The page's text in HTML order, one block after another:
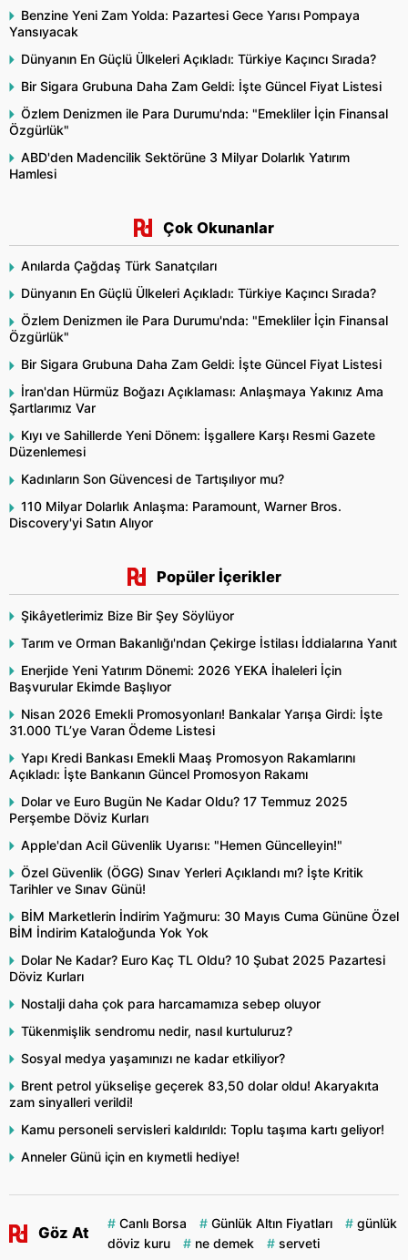
Benzine Yeni Zam Yolda: Pazartesi Gece Yarısı Pompaya
Yansıyacak
Dünyanın En Güçlü Ülkeleri Açıkladı: Türkiye Kaçıncı Sırada?
Bir Sigara Grubuna Daha Zam Geldi: İşte Güncel Fiyat Listesi
Özlem Denizmen ile Para Durumu'nda: "Emekliler İçin Finansal
Özgürlük"
ABD'den Madencilik Sektörüne 3 Milyar Dolarlık Yatırım
Hamlesi
Çok Okunanlar
Anılarda Çağdaş Türk Sanatçıları
Dünyanın En Güçlü Ülkeleri Açıkladı: Türkiye Kaçıncı Sırada?
Özlem Denizmen ile Para Durumu'nda: "Emekliler İçin Finansal
Özgürlük"
Bir Sigara Grubuna Daha Zam Geldi: İşte Güncel Fiyat Listesi
İran'dan Hürmüz Boğazı Açıklaması: Anlaşmaya Yakınız Ama
Şartlarımız Var
Kıyı ve Sahillerde Yeni Dönem: İşgallere Karşı Resmi Gazete
Düzenlemesi
Kadınların Son Güvencesi de Tartışılıyor mu?
110 Milyar Dolarlık Anlaşma: Paramount, Warner Bros.
Discovery'yi Satın Alıyor
Popüler İçerikler
Şikâyetlerimiz Bize Bir Şey Söylüyor
Tarım ve Orman Bakanlığı'ndan Çekirge İstilası İddialarına Yanıt
Enerjide Yeni Yatırım Dönemi: 2026 YEKA İhaleleri İçin
Başvurular Ekimde Başlıyor
Nisan 2026 Emekli Promosyonları! Bankalar Yarışa Girdi: İşte
31.000 TL’ye Varan Ödeme Listesi
Yapı Kredi Bankası Emekli Maaş Promosyon Rakamlarını
Açıkladı: İşte Bankanın Güncel Promosyon Rakamı
Dolar ve Euro Bugün Ne Kadar Oldu? 17 Temmuz 2025
Perşembe Döviz Kurları
Apple'dan Acil Güvenlik Uyarısı: "Hemen Güncelleyin!"
Özel Güvenlik (ÖGG) Sınav Yerleri Açıklandı mı? İşte Kritik
Tarihler ve Sınav Günü!
BİM Marketlerin İndirim Yağmuru: 30 Mayıs Cuma Gününe Özel
BİM İndirim Kataloğunda Yok Yok
Dolar Ne Kadar? Euro Kaç TL Oldu? 10 Şubat 2025 Pazartesi
Döviz Kurları
Nostalji daha çok para harcamamıza sebep oluyor
Tükenmişlik sendromu nedir, nasıl kurtuluruz?
Sosyal medya yaşamınızı ne kadar etkiliyor?
Brent petrol yükselişe geçerek 83,50 dolar oldu! Akaryakıta
zam sinyalleri verildi!
Kamu personeli servisleri kaldırıldı: Toplu taşıma kartı geliyor!
Anneler Günü için en kıymetli hediye!
Göz At
Canlı Borsa Günlük Altın Fiyatları
günlük
döviz kuru
ne demek serveti